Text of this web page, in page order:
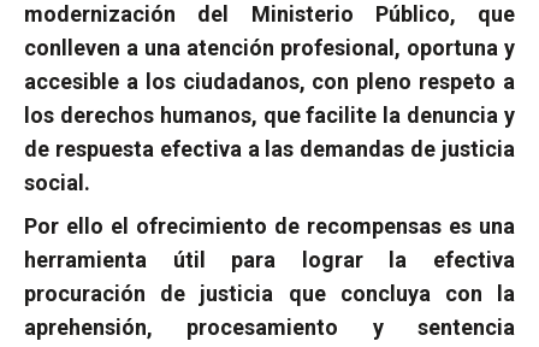
modernización del Ministerio Público, que
conlleven a una atención profesional, oportuna y
accesible a los ciudadanos, con pleno respeto a
los derechos humanos, que facilite la denuncia y
de respuesta efectiva a las demandas de justicia
social.
Por ello el ofrecimiento de recompensas es una
herramienta útil para lograr la efectiva
procuración de justicia que concluya con la
aprehensión, procesamiento y sentencia